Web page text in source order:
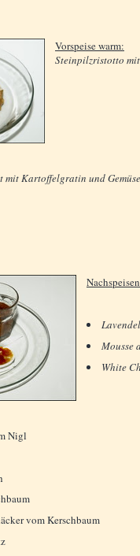
Vorspeise warm:
Steinpilzristotto
mit Kartoffelgratin und Gemüse
Mousse
White
Nigl
vom Kerschbaum